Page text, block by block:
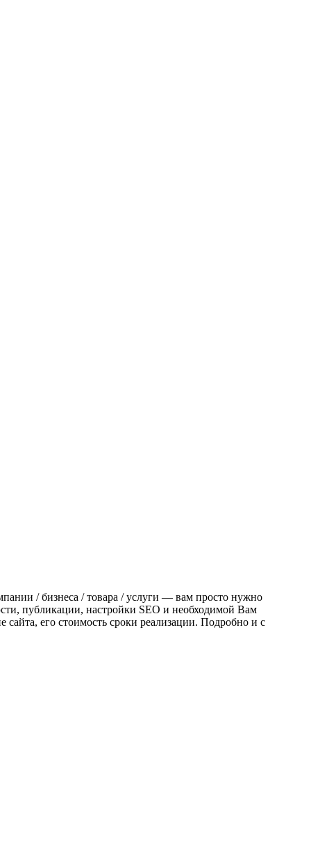
/ бизнеса / товара / услуги — вам просто нужно
публикации, настройки SEO и необходимой Вам
его стоимость сроки реализации. Подробно и с